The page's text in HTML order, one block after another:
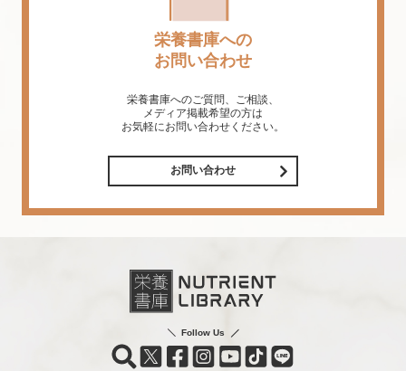
栄養書庫への
お問い合わせ
栄養書庫へのご質問、ご相談、
メディア掲載希望の方は
お気軽にお問い合わせください。
お問い合わせ
Follow Us